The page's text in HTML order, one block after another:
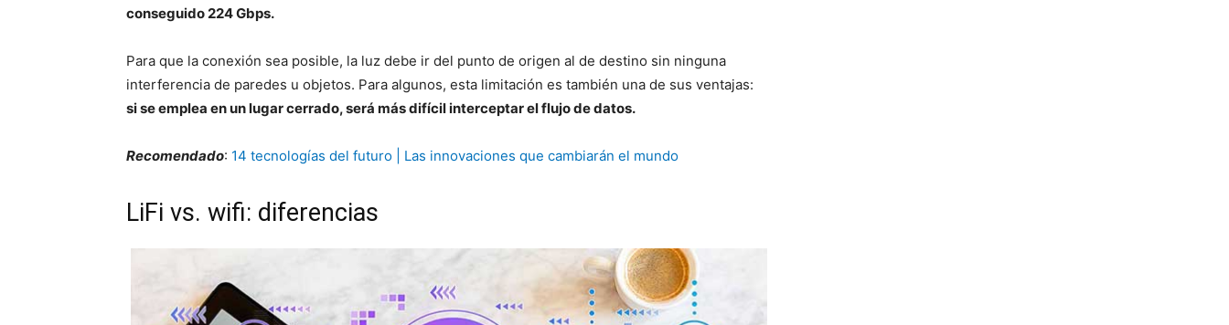
conseguido 224 Gbps.
Para que la conexión sea posible, la luz debe ir del punto de origen al de destino sin ninguna
interferencia de paredes u objetos. Para algunos, esta limitación es también una de sus ventajas:
si se emplea en un lugar cerrado, será más difícil interceptar el flujo de datos.
Recomendado: 14 tecnologías del futuro | Las innovaciones que cambiarán el mundo
LiFi vs. wifi: diferencias